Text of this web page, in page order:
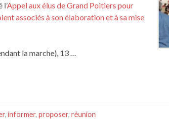
Appel aux élus de Grand Poitiers pour
associés à son élaboration et à sa mise
la marche), 13 …
, informer, proposer, réunion